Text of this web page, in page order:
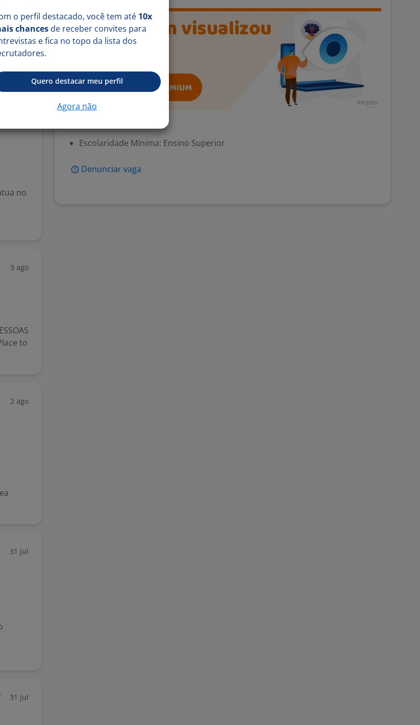
no
3 ago
to
2 ago
31 jul
31 jul
Escolaridade Mínima: Ensino Superior
Denunciar vaga
o perfil destacado, você tem até 10x
chances de receber convites para
e fica no topo da lista dos
Quero destacar meu perfil
Agora não